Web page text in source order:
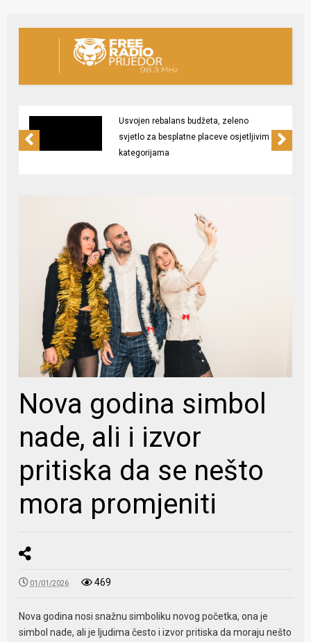
Usvojen rebalans budžeta, zeleno
svjetlo za besplatne placeve osjetljivim
kategorijama
Nova godina simbol
nade, ali i izvor
pritiska da se nešto
mora promjeniti
01/01/2026 469
Nova godina nosi snažnu simboliku novog početka, ona je
simbol nade, ali je ljudima često i izvor pritiska da moraju nešto